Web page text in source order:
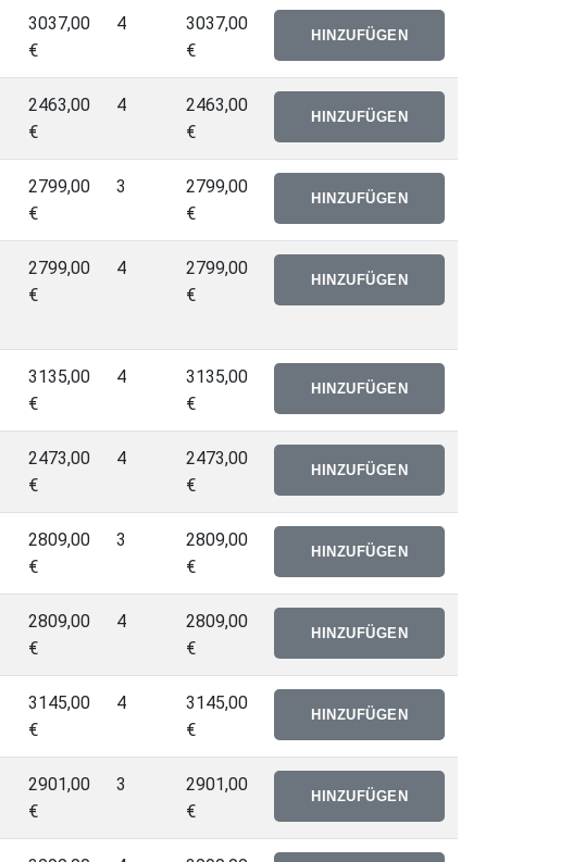
3037,00
€
4
3037,00
€
2463,00
€
4
2463,00
€
2799,00
€
3
2799,00
€
2799,00
€
4
2799,00
€
3135,00
€
4
3135,00
€
2473,00
€
4
2473,00
€
2809,00
€
3
2809,00
€
2809,00
€
4
2809,00
€
3145,00
€
4
3145,00
€
2901,00
€
3
2901,00
€